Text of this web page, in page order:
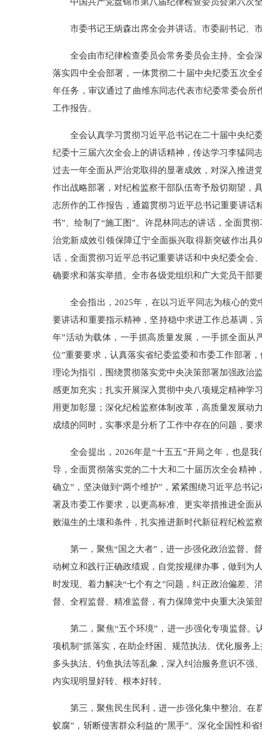
市委书记王炳森出席全会并讲话。市委副书记、
全会由市纪律检查委员会常务委员会主持。全会
落实四中全会部署，一体贯彻二十届中央纪委五次
年任务，审议通过了曲维东同志代表市纪委常委会
工作报告。
全会认真学习贯彻习近平总书记在二十届中央纪
纪委十三届六次全会上的讲话精神，传达学习李猛同
过去一年全面从严治党取得的显著成效，对深入推进
作出战略部署，对纪检监察干部队伍寄予殷切期望，
志所作的工作报告，通篇贯彻习近平总书记重要讲
书”、绘制了“施工图”。许昆林同志的讲话，全面贯
治党新成效引领保障辽宁全面振兴取得新突破作出
话，全面贯彻习近平总书记重要讲话和中央纪委全会
确要求和落实举措。全市各级党组织和广大党员干部
全会指出，2025年，在以习近平同志为核心的
要讲话和重要指示精神，坚持稳中求进工作总基调，
年”活动为载体，一手抓高质量发展，一手抓全面
位”重要要求，认真落实省纪委监委和市委工作部署
理论为指引，围绕贯彻落实党中央决策部署加强政治
感更加充实；扎实开展深入贯彻中央八项规定精神学
用更加彰显；深化纪检监察体制改革，高质量发展动
成绩的同时，实事求是分析了工作中存在的问题，要
全会提出，2026年是“十五五”开局之年，也是
导，全面贯彻落实党的二十大和二十届历次全会精
确立”，坚决做到“两个维护”，紧紧围绕习近平总书
署及市委工作要求，以更高标准、更实举措推进全面
败滋生的土壤和条件，扎实推进新时代新征程纪检监
第一，聚焦“国之大者”，进一步强化政治监督。
动树立和践行正确政绩观，自觉按规律办事，做到为
时发现、着力解决“七个有之”问题，纠正政治偏差、
督、全程监督、精准监督，有力保障党中央重大决策
第二，聚焦“五个环境”，进一步强化专项监督。
项机制”抓落实，在助企纾困、规范执法、优化服务
多头执法、钓鱼执法等乱象，深入纠治服务意识不强
内实现明显好转、根本好转。
第三，聚焦民生民利，进一步强化集中整治。在
蚁腐”，斩断侵害群众利益的“黑手”。深化全国性和